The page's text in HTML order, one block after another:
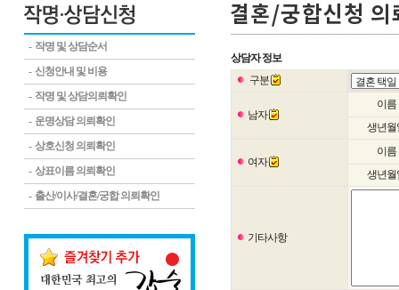
- 작명 및 상담순서
- 신청안내 및 비용
- 작명 및 상담의뢰확인
- 운명상담 의뢰확인
- 상호신청 의뢰확인
- 상표이름 의뢰확인
- 출산/이사/결혼/궁합 의뢰확인
상담자 정보
구분
남자
이름
생년월
여자
이름
생년월
기타사항